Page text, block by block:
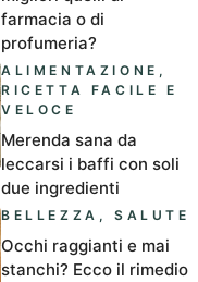
farmacia o di
profumeria?
ALIMENTAZIONE ,
RICETTA FACILE E
VELOCE
Merenda sana da
leccarsi i baffi con soli
due ingredienti
BELLEZZA ,SALUTE
Occhi raggianti e mai
stanchi? Ecco il rimedio